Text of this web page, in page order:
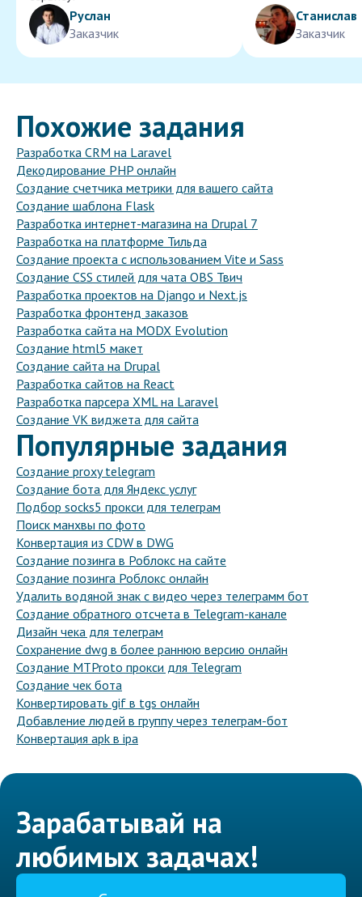
Руслан
Заказчик
Станислав
Заказчик
Похожие задания
Разработка CRM на Laravel
Декодирование PHP онлайн
Создание счетчика метрики для вашего сайта
Создание шаблона Flask
Разработка интернет-магазина на Drupal 7
Разработка на платформе Тильда
Создание проекта с использованием Vite и Sass
Создание CSS стилей для чата OBS Твич
Разработка проектов на Django и Next.js
Разработка фронтенд заказов
Разработка сайта на MODX Evolution
Создание html5 макет
Создание сайта на Drupal
Разработка сайтов на React
Разработка парсера XML на Laravel
Создание VK виджета для сайта
Популярные задания
Создание proxy telegram
Создание бота для Яндекс услуг
Подбор socks5 прокси для телеграм
Поиск манхвы по фото
Конвертация из CDW в DWG
Создание позинга в Роблокс на сайте
Создание позинга Роблокс онлайн
Удалить водяной знак с видео через телеграмм бот
Создание обратного отсчета в Telegram-канале
Дизайн чека для телеграм
Сохранение dwg в более раннюю версию онлайн
Создание MTProto прокси для Telegram
Создание чек бота
Конвертировать gif в tgs онлайн
Добавление людей в группу через телеграм-бот
Конвертация apk в ipa
Зарабатывай на
любимых задачах!